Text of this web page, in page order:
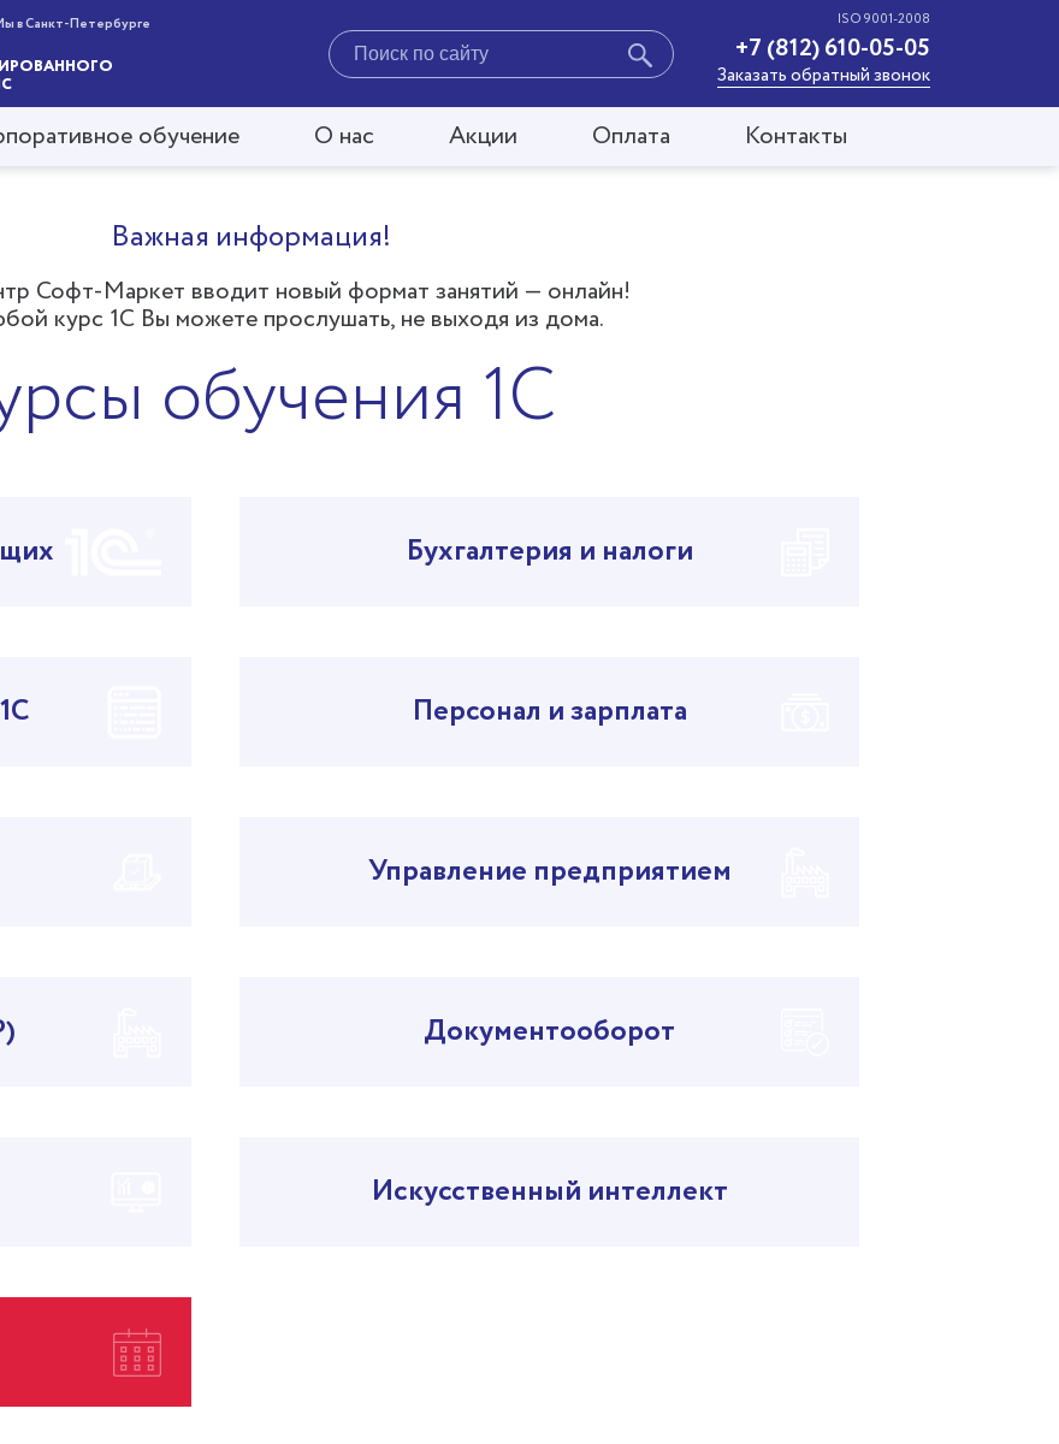
в Санкт-Петербурге
Поиск
по
ISO 9001-2008
+7 (812) 610-05-05
Заказать обратный звонок
обучение О нас Акции Оплата Контакты
Важная информация!
Софт-Маркет вводит новый формат занятий — онлайн!
курс 1С Вы можете прослушать, не выходя из дома.
обучения 1С
Бухгалтерия и налоги
Персонал и зарплата
Управление предприятием
Документооборот
Искусственный интеллект